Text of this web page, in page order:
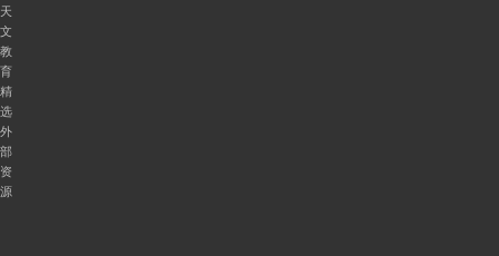
天
文
教
育
精
选
外
部
资
源